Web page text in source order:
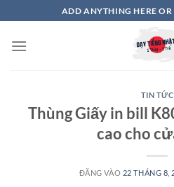
qua
nội
ADD ANYTHING HERE OR
TIN TỨC
Thùng Giấy in bill
cao cho
ĐĂNG VÀO 22 THÁNG 8,